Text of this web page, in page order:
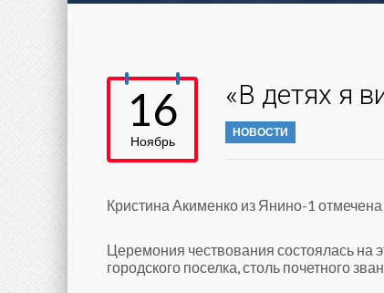
16
Ноябрь
«В детях я
НОВОСТИ
Кристина Акименко из Янино-1
Церемония чествования состоялась на
городского поселка, столь почетного